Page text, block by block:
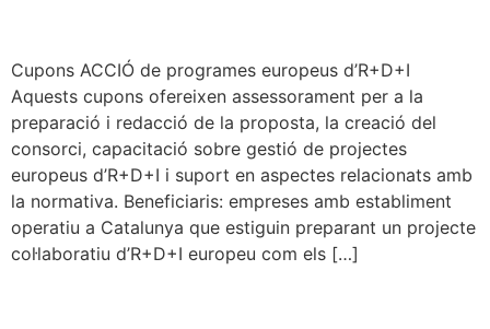
Cupons ACCIÓ de programes europeus d’R+D+I
Aquests cupons ofereixen assessorament per a la
preparació i redacció de la proposta, la creació del
consorci, capacitació sobre gestió de projectes
europeus d’R+D+I i suport en aspectes relacionats amb
la normativa. Beneficiaris: empreses amb establiment
operatiu a Catalunya que estiguin preparant un projecte
col·laboratiu d’R+D+I europeu com els […]